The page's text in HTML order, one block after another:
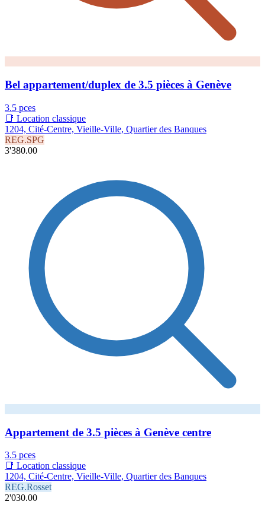
Bel appartement/duplex de 3.5 pièces à Genève
3.5 pces
📑 Location classique
1204, Cité-Centre, Vieille-Ville, Quartier des Banques
REG.SPG
3'380.00
Appartement de 3.5 pièces à Genève centre
3.5 pces
📑 Location classique
1204, Cité-Centre, Vieille-Ville, Quartier des Banques
REG.Rosset
2'030.00